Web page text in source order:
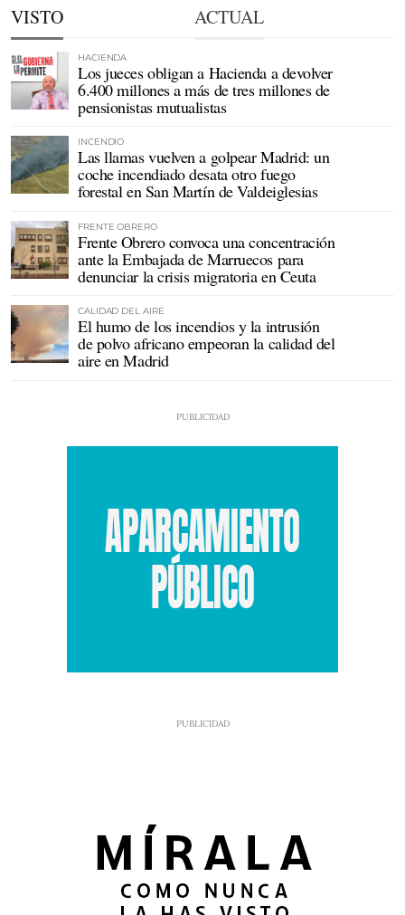
VISTO ACTUAL
HACIENDA
Los jueces obligan a Hacienda a devolver
6.400 millones a más de tres millones de
pensionistas mutualistas
INCENDIO
Las llamas vuelven a golpear Madrid: un
coche incendiado desata otro fuego
forestal en San Martín de Valdeiglesias
FRENTE OBRERO
Frente Obrero convoca una concentración
ante la Embajada de Marruecos para
denunciar la crisis migratoria en Ceuta
CALIDAD DEL AIRE
El humo de los incendios y la intrusión
de polvo africano empeoran la calidad del
aire en Madrid